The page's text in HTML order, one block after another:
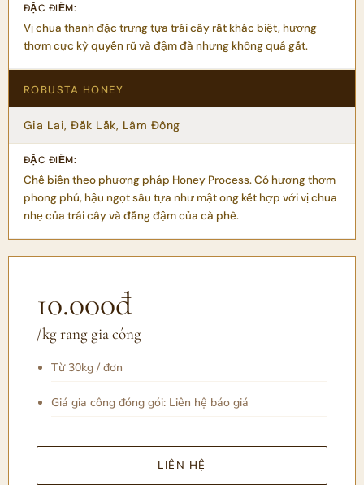
Vị chua thanh đặc trưng tựa trái cây rất khác biệt, hương
thơm cực kỳ quyến rũ và đậm đà nhưng không quá gắt.
ROBUSTA HONEY
Gia Lai, Đắk Lắk, Lâm Đồng
Chế biến theo phương pháp Honey Process. Có hương thơm
phong phú, hậu ngọt sâu tựa như mật ong kết hợp với vị chua
nhẹ của trái cây và đắng đậm của cà phê.
10.000đ
/kg rang gia công
Từ 30kg / đơn
Giá gia công đóng gói: Liên hệ báo giá
LIÊN HỆ